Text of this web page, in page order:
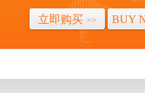
立即购买 >> BUY